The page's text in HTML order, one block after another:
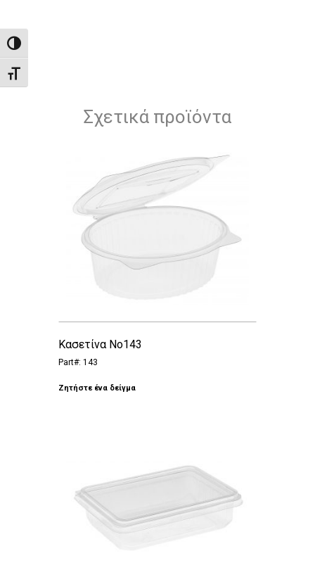
Εναλλαγή Υψηλής Αντίθεσης
Εναλλαγή Μεγέθους Γραμμάτων
Σχετικά προϊόντα
Κασετίνα Νο143
Part#: 143
Ζητήστε ένα δείγμα